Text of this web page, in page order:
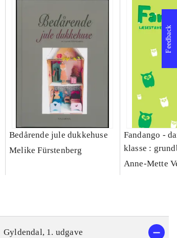
Bedårende jule dukkehuse
Melike Fürstenberg
Fandango -
klasse :
Læsestavebog
Anne-Mette
Gyldendal, 1. udgave
Feedback